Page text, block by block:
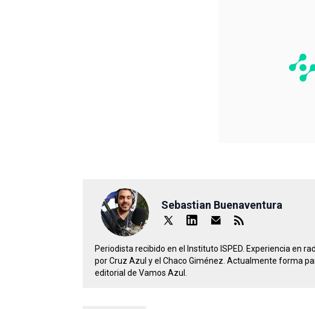
Sebastian Buenaventura
Periodista recibido en el Instituto ISPED. Experiencia en
por Cruz Azul y el Chaco Giménez. Actualmente forma
editorial de Vamos Azul.